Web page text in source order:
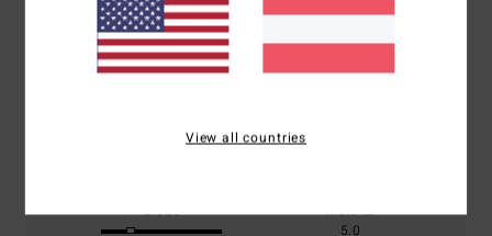
basierend auf1 verifizierten Bewertungenseit April 2026
0% unserer Kunden empfehlen dieses Produkt
Größe
Material
5.0
View all countries